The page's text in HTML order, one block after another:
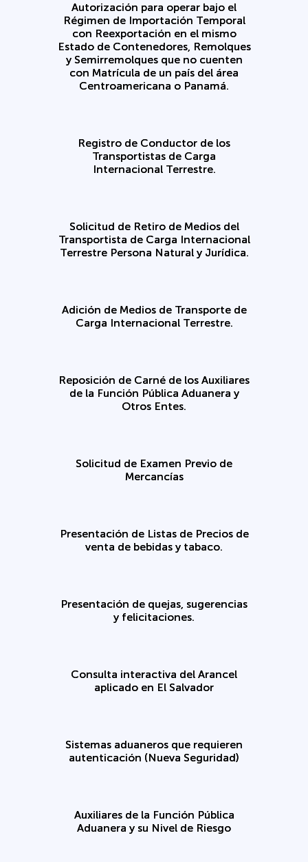
Autorización para operar bajo el
Régimen de Importación Temporal
con Reexportación en el mismo
Estado de Contenedores, Remolques
y Semirremolques que no cuenten
con Matrícula de un país del área
Centroamericana o Panamá.
Registro de Conductor de los
Transportistas de Carga
Internacional Terrestre.
Solicitud de Retiro de Medios del
Transportista de Carga Internacional
Terrestre Persona Natural y Jurídica.
Adición de Medios de Transporte de
Carga Internacional Terrestre.
Reposición de Carné de los Auxiliares
de la Función Pública Aduanera y
Otros Entes.
Solicitud de Examen Previo de
Mercancías
Presentación de Listas de Precios de
venta de bebidas y tabaco.
Presentación de quejas, sugerencias
y felicitaciones.
Consulta interactiva del Arancel
aplicado en El Salvador
Sistemas aduaneros que requieren
autenticación (Nueva Seguridad)
Auxiliares de la Función Pública
Aduanera y su Nivel de Riesgo